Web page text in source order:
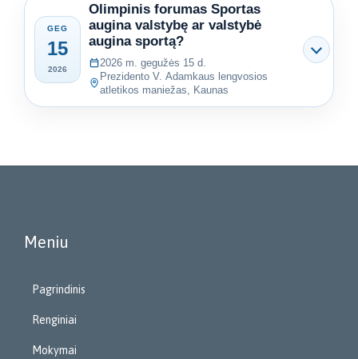
GEG
15
2026
Olimpinis forumas Sportas
augina valstybę ar valstybė
augina sportą?
2026 m. gegužės 15 d.
Prezidento V. Adamkaus lengvosios
atletikos maniežas, Kaunas
Meniu
Pagrindinis
Renginiai
Mokymai